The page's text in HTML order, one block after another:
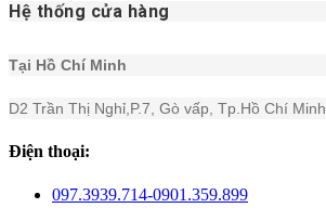
Hệ thống cửa hàng
Tại Hồ Chí Minh
D2 Trần Thị Nghỉ,P.7, Gò vấp, Tp.Hồ Chí Minh
Điện thoại:
097.3939.714-0901.359.899